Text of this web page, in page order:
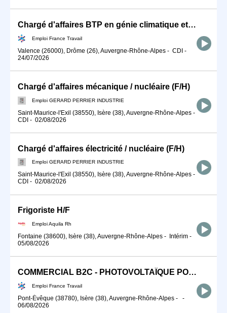
Chargé d'affaires BTP en génie climatique et énergétique (H/F)
Emploi France Travail
Valence (26000), Drôme (26), Auvergne-Rhône-Alpes - CDI -
24/07/2026
Chargé d'affaires mécanique / nucléaire (F/H)
Emploi GERARD PERRIER INDUSTRIE
Saint-Maurice-l'Exil (38550), Isère (38), Auvergne-Rhône-Alpes -
CDI - 02/08/2026
Chargé d'affaires électricité / nucléaire (F/H)
Emploi GERARD PERRIER INDUSTRIE
Saint-Maurice-l'Exil (38550), Isère (38), Auvergne-Rhône-Alpes -
CDI - 02/08/2026
Frigoriste H/F
Emploi Aquila Rh
Fontaine (38600), Isère (38), Auvergne-Rhône-Alpes - Intérim -
05/08/2026
COMMERCIAL B2C - PHOTOVOLTAÏQUE POMPE À CHALEUR (H/F)
Emploi France Travail
Pont-Évêque (38780), Isère (38), Auvergne-Rhône-Alpes -
-
06/08/2026